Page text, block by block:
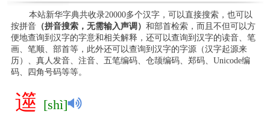
本站新华字典共收录20000多个汉字，可以直接搜索，也可以
按拼音（拼音搜索，无需输入声调） 和部首检索，而且不但可以方
便地查询到汉字的字意和相关解释，还可以查询到汉字的读音、笔
画、笔顺、部首等，此外还可以查询到汉字的字源（汉字起源来
历）、真人发音、注音、五笔编码、仓颉编码、郑码、Unicode编
码、四角号码等等。
遾 [shì]